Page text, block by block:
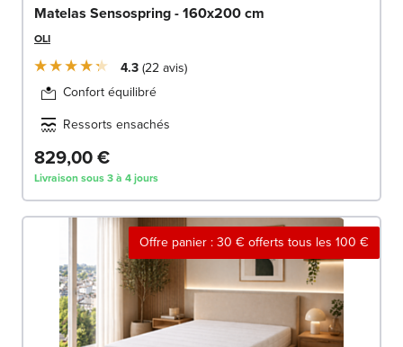
Matelas Sensospring - 160x200 cm
OLI
4.3 22avis
Confort équilibré
Ressorts ensachés
829,00 €
Livraison sous 3 à 4 jours
Offre panier : 30 € offerts tous les 100 €